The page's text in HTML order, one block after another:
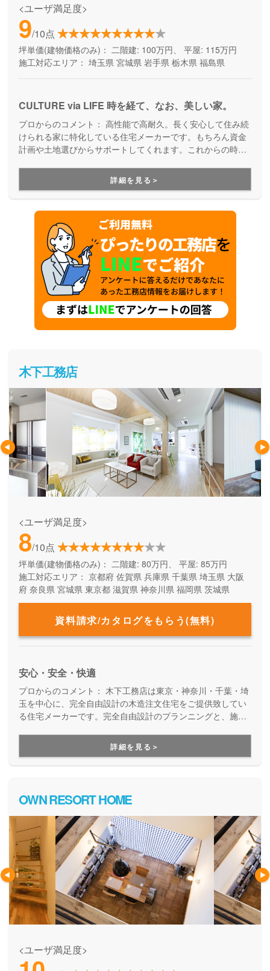
<ユーザ満足度>
9/10点
坪単価(建物価格のみ)： 二階建: 100万円、 平屋: 115万円
施工対応エリア： 埼玉県 宮城県 岩手県 栃木県 福島県
CULTURE via LIFE 時を経て、なお、美しい家。
プロからのコメント：
けられる家に特化している住宅メーカーです。もちろん資金
計画や土地選びからサポートしてくれます。これからの時代
詳細を見る＞
木下工務店
<ユーザ満足度>
8/10点
坪単価(建物価格のみ)： 二階建: 80万円、 平屋: 85万円
施工対応エリア： 京都府 佐賀県 兵庫県 千葉県 埼玉県 大阪
府 奈良県 宮城県 東京都 滋賀県 神奈川県 福岡県 茨城県
資料請求/カタログをもらう(無料)
安心・安全・快適
プロからのコメント：
玉を中心に、完全自由設計の木造注文住宅をご提供致してい
る住宅メーカーです。完全自由設計のプランニングと、施工
かだからこそ叶えらえる「完全自由設計」の注文住宅を実現
できます。性能や保証も万全なので安心です。
詳細を見る＞
OWN RESORT HOME
<ユーザ満足度>